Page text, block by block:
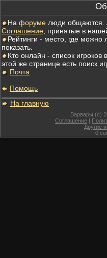
На форуме люди общаются.
Соглашение , принятые в
Рейтинги - место, где
показать.
Кто онлайн - список игроков
этой же странице есть поиск
Почта
Помощь
На главную
Варвары (c)
Соглашение |
Другие
0